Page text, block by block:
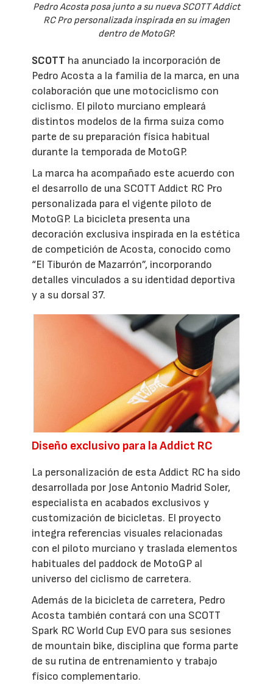
Pedro Acosta posa junto a su nueva SCOTT Addict
RC Pro personalizada inspirada en su imagen
dentro de MotoGP.
SCOTT ha anunciado la incorporación de
Pedro Acosta a la familia de la marca, en una
colaboración que une motociclismo con
ciclismo. El piloto murciano empleará
distintos modelos de la firma suiza como
parte de su preparación física habitual
durante la temporada de MotoGP.
La marca ha acompañado este acuerdo con
el desarrollo de una SCOTT Addict RC Pro
personalizada para el vigente piloto de
MotoGP. La bicicleta presenta una
decoración exclusiva inspirada en la estética
de competición de Acosta, conocido como
“El Tiburón de Mazarrón”, incorporando
detalles vinculados a su identidad deportiva
y a su dorsal 37.
Diseño exclusivo para la Addict RC
La personalización de esta Addict RC ha sido
desarrollada por Jose Antonio Madrid Soler,
especialista en acabados exclusivos y
customización de bicicletas. El proyecto
integra referencias visuales relacionadas
con el piloto murciano y traslada elementos
habituales del paddock de MotoGP al
universo del ciclismo de carretera.
Además de la bicicleta de carretera, Pedro
Acosta también contará con una SCOTT
Spark RC World Cup EVO para sus sesiones
de mountain bike, disciplina que forma parte
de su rutina de entrenamiento y trabajo
físico complementario.